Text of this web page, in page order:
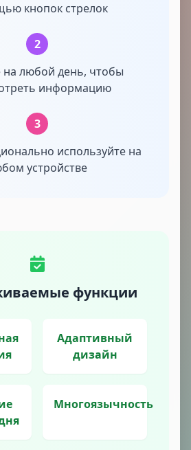
кнопок стрелок
2
любой день, чтобы
информацию
3
используйте на
устройстве
функции
Адаптивный
дизайн
Многоязычность